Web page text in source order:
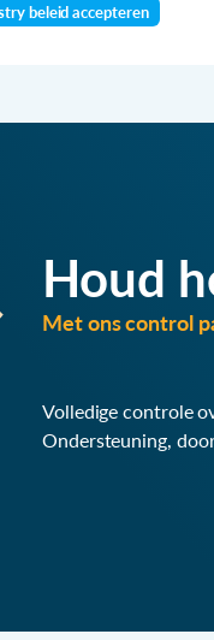
beleid accepteren
Houd
Met ons control
Volledige controle
Ondersteuning,